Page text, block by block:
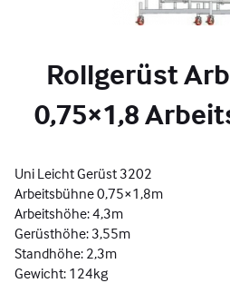
Rollgerüst
0,75×1,8
Uni Leicht Gerüst 3202
Arbeitsbühne 0,75×1,8m
Arbeitshöhe: 4,3m
Gerüsthöhe: 3,55m
Standhöhe: 2,3m
Gewicht: 124kg